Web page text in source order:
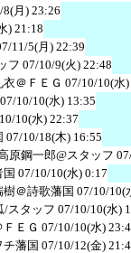
8(月) 23:26
) 21:18
11/5(月) 22:39
フ 07/10/9(火) 22:48
衣＠ＦＥＧ 07/10/10(水
07/10/10(水) 13:35
10(水) 22:37
07/10/18(木) 16:55
原鋼一郎@スタッフ
国 07/10/10(水) 0:17
＠詩歌藩国 07/10/10(
スタッフ 07/10/10(水)
ＦＥＧ 07/10/10(水)
藩国 07/10/12(金)